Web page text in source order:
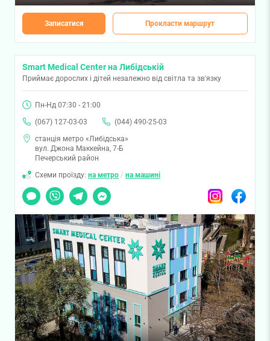
Записатися Прокласти маршрут
Smart Medical Center на Либідській
Приймає дорослих і дітей незалежно від світла та зв'язку
Пн-Нд 07:30 - 21:00
(067) 127-03-03
(044) 490-25-03
станція метро «Либідська»
вул. Джона Маккейна, 7-Б
Печерський район
Схеми проїзду: на метро / на машині
Чат
Viber TelegramMessenger InstagramFacebook